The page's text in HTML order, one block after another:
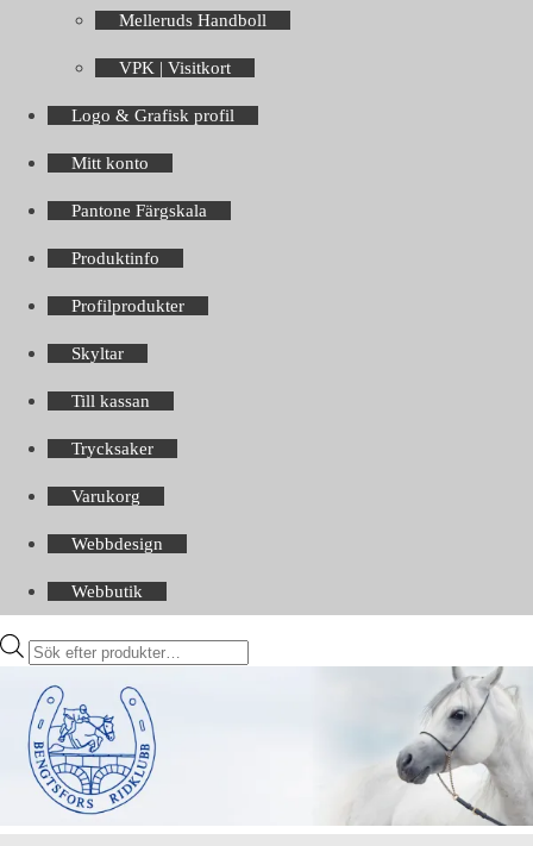
Melleruds Handboll
VPK | Visitkort
Logo & Grafisk profil
Mitt konto
Pantone Färgskala
Produktinfo
Profilprodukter
Skyltar
Till kassan
Trycksaker
Varukorg
Webbdesign
Webbutik
Products